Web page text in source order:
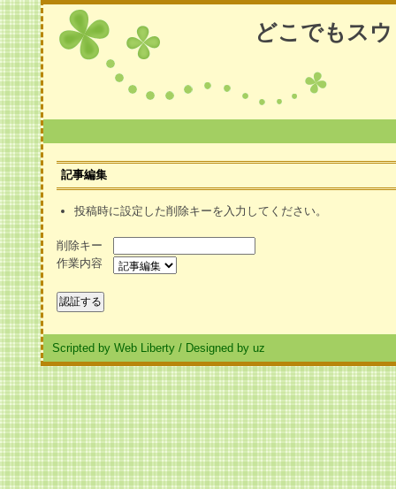
どこでもス
記事編集
投稿時に設定した削除キーを入力してください。
削除キー
作業内容
Scripted by Web Liberty / Designed by uz